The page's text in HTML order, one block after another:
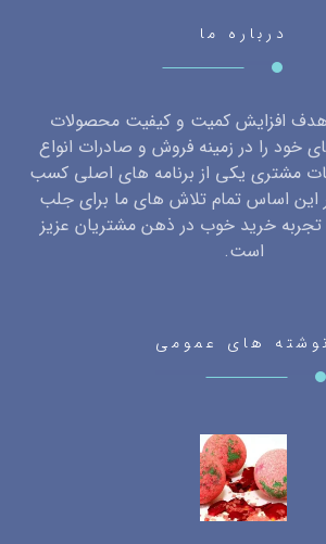
درباره ما
هدف افزایش کمیت و کیفیت محصولات
خود را در زمینه فروش و صادرات انواع
مشتری یکی از برنامه های اصلی کسب
این اساس تمام تلاش های ما برای جلب
خرید خوب در ذهن مشتریان عزیز
است.
نوشته های عمومی